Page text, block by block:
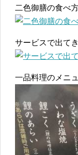
二色御膳の食べ
サービスで出て
一品料理のメニ